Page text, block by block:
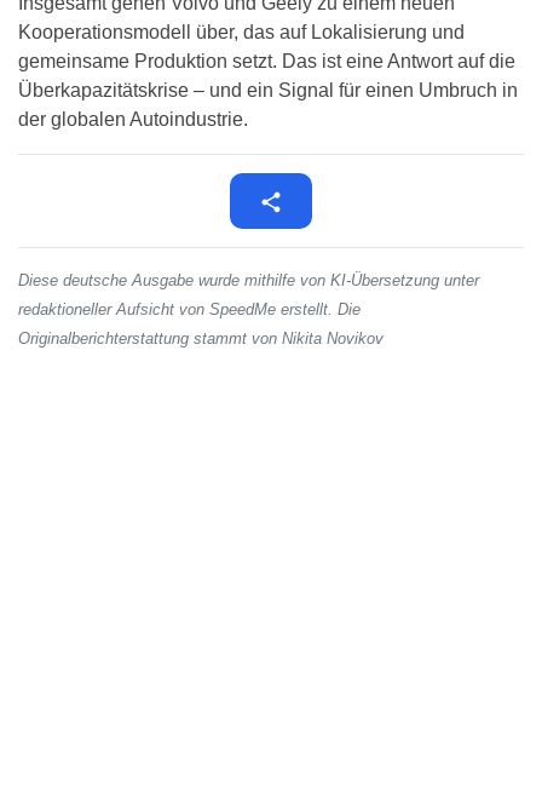
Kooperationsmodell über, das auf Lokalisierung und
gemeinsame Produktion setzt. Das ist eine Antwort auf die
Überkapazitätskrise – und ein Signal für einen Umbruch in
der globalen Autoindustrie.
Diese deutsche Ausgabe wurde mithilfe von KI-Übersetzung unter
redaktioneller Aufsicht von SpeedMe erstellt. Die
Originalberichterstattung stammt von Nikita Novikov